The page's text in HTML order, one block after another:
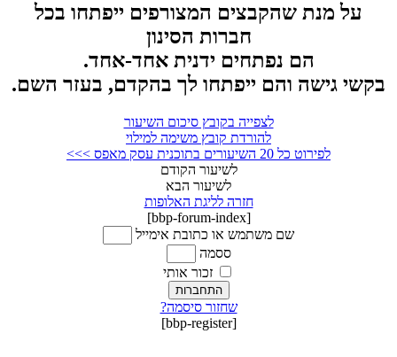
על מנת שהקבצים המצורפים ייפתחו בכל
חברות הסינון
הם נפתחים ידנית אחד-אחד.
בקשי גישה והם ייפתחו לך בהקדם, בעזר השם.
לצפייה בקובץ סיכום השיעור
להורדת קובץ משימה למילוי
לפירוט כל 20 השיעורים בתוכנית עסק מאפס >>>
לשיעור הקודם
לשיעור הבא
חזרה לליגת האלופות
[bbp-forum-index]
שם משתמש או כתובת אימייל
ססמה
זכור אותי
התחברות
שחזור סיסמה?
[bbp-register]